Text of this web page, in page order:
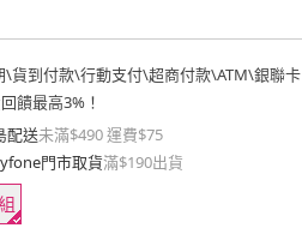
\貨到付款\行動支付\超商付款\ATM\銀聯卡
饋最高3%！
配送未滿$490 運費$75
門市取貨滿$190出貨